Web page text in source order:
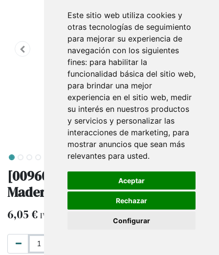
Este sitio web utiliza cookies y
otras tecnologías de seguimiento
para mejorar su experiencia de
navegación con los siguientes
fines: para habilitar la
funcionalidad básica del sitio web,
para brindar una mejor
experiencia en el sitio web, medir
su interés en nuestros productos
y servicios y personalizar las
interacciones de marketing, para
mostrar anuncios que sean más
relevantes para usted.
Aceptar
Rechazar
Configurar
[009600] Expositor de Collares de
Madera Negra/Terciopelo
6,05€ IVA excluido